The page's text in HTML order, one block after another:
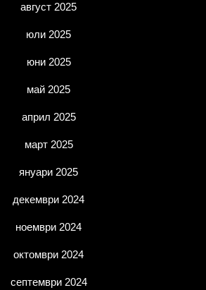
август 2025
юли 2025
юни 2025
май 2025
април 2025
март 2025
януари 2025
декември 2024
ноември 2024
октомври 2024
септември 2024